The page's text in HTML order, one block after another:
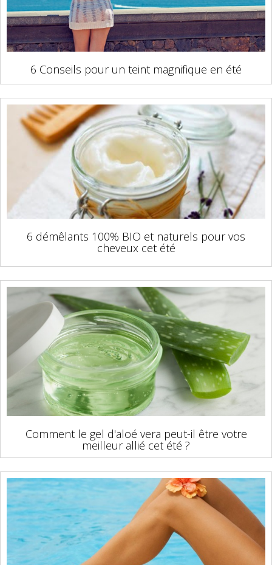
6 Conseils pour un teint magnifique en été
6 démêlants 100% BIO et naturels pour vos
cheveux cet été
Comment le gel d'aloé vera peut-il être votre
meilleur allié cet été ?